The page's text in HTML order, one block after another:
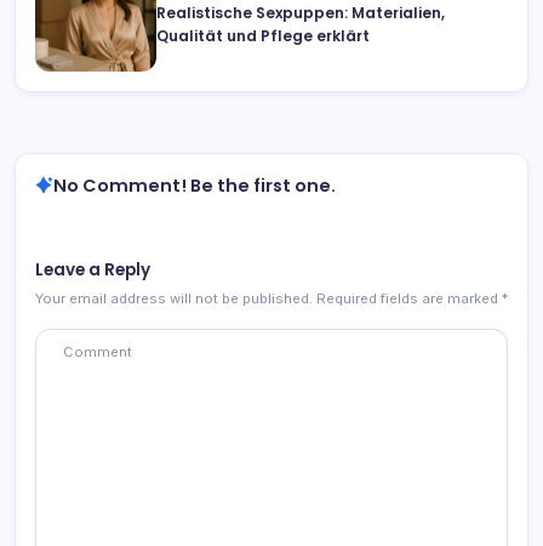
Realistische Sexpuppen: Materialien,
Qualität und Pflege erklärt
No Comment! Be the first one.
Leave a Reply
Your email address will not be published. Required fields are marked *